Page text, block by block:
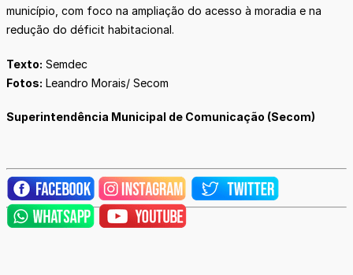
município, com foco na ampliação do acesso à moradia e na
redução do déficit habitacional.
Texto: Semdec
Fotos: Leandro Morais/ Secom
Superintendência Municipal de Comunicação (Secom)